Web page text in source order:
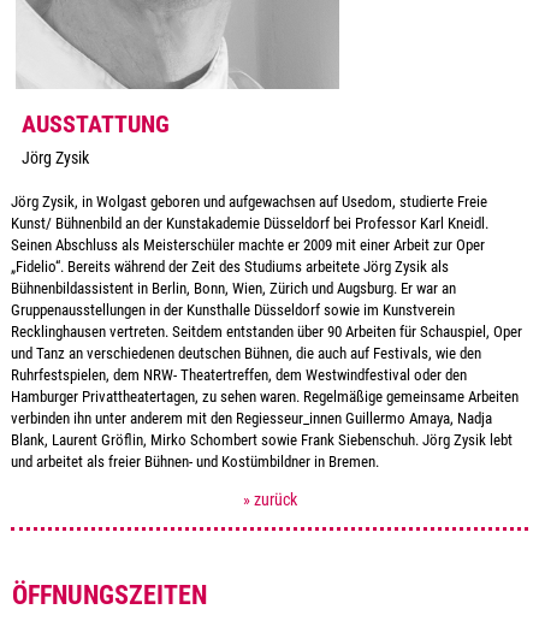
AUSSTATTUNG
Jörg Zysik
Jörg Zysik, in Wolgast geboren und aufgewachsen auf Usedom, studierte Freie
Kunst/ Bühnenbild an der Kunstakademie Düsseldorf bei Professor Karl Kneidl.
Seinen Abschluss als Meisterschüler machte er 2009 mit einer Arbeit zur Oper
„Fidelio“. Bereits während der Zeit des Studiums arbeitete Jörg Zysik als
Bühnenbildassistent in Berlin, Bonn, Wien, Zürich und Augsburg. Er war an
Gruppenausstellungen in der Kunsthalle Düsseldorf sowie im Kunstverein
Recklinghausen vertreten. Seitdem entstanden über 90 Arbeiten für Schauspiel, Oper
und Tanz an verschiedenen deutschen Bühnen, die auch auf Festivals, wie den
Ruhrfestspielen, dem NRW- Theatertreffen, dem Westwindfestival oder den
Hamburger Privattheatertagen, zu sehen waren. Regelmäßige gemeinsame Arbeiten
verbinden ihn unter anderem mit den Regiesseur_innen Guillermo Amaya, Nadja
Blank, Laurent Gröflin, Mirko Schombert sowie Frank Siebenschuh. Jörg Zysik lebt
und arbeitet als freier Bühnen- und Kostümbildner in Bremen.
» zurück
ÖFFNUNGSZEITEN